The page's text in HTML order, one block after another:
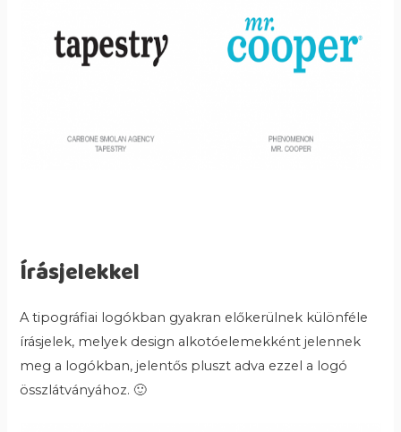
Írásjelekkel
A tipográfiai logókban gyakran előkerülnek különféle
írásjelek, melyek design alkotóelemekként jelennek
meg a logókban, jelentős pluszt adva ezzel a logó
összlátványához. 🙂